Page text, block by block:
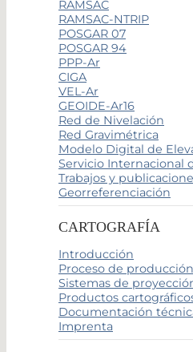
RAMSAC
RAMSAC-NTRIP
POSGAR 07
POSGAR 94
PPP-Ar
CIGA
VEL-Ar
GEOIDE-Ar16
Red de Nivelación
Red Gravimétrica
Modelo Digital de
Servicio Internacional
Trabajos y
Georreferenciación
CARTOGRAFÍA
Introducción
Proceso de
Sistemas de
Productos
Documentación
Imprenta